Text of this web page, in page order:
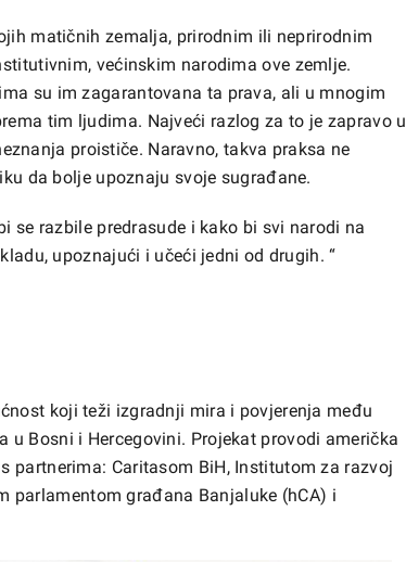
matičnih zemalja, prirodnim ili neprirodnim
većinskim narodima ove zemlje.
su im zagarantovana ta prava, ali u mnogim
tim ljudima. Najveći razlog za to je zapravo u
proističe. Naravno, takva praksa ne
da bolje upoznaju svoje sugrađane.
se razbile predrasude i kako bi svi narodi na
upoznajući i učeći jedni od drugih. “
koji teži izgradnji mira i povjerenja među
Bosni i Hercegovini. Projekat provodi američka
partnerima: Caritasom BiH, Institutom za razvoj
parlamentom građana Banjaluke (hCA) i